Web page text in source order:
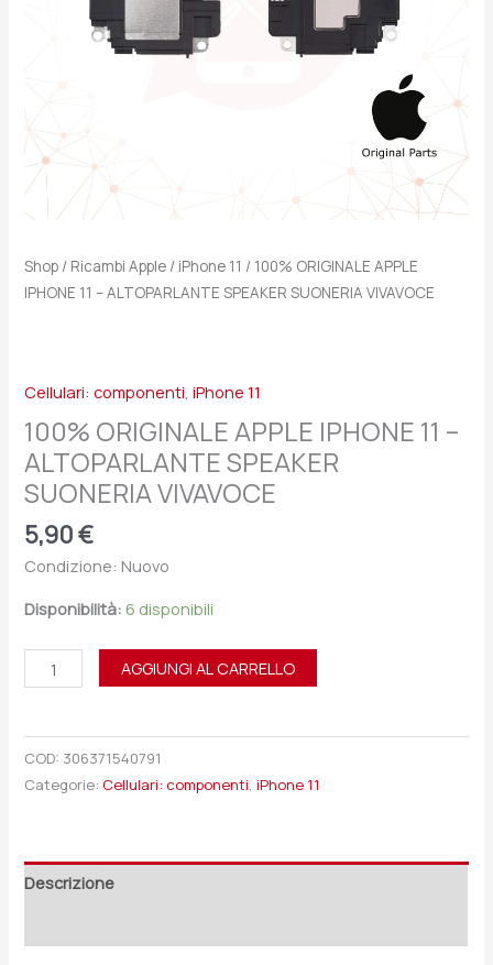
Shop / Ricambi Apple / iPhone 11 / 100% ORIGINALE APPLE
IPHONE 11 – ALTOPARLANTE SPEAKER SUONERIA VIVAVOCE
Cellulari: componenti,iPhone 11
100% ORIGINALE APPLE IPHONE 11 –
ALTOPARLANTE SPEAKER
SUONERIA VIVAVOCE
5,90€
Condizione: Nuovo
Disponibilità: 6 disponibili
VIVAVOCE
AGGIUNGI AL CARRELLO
COD: 306371540791
Categorie: Cellulari: componenti,iPhone 11
Descrizione